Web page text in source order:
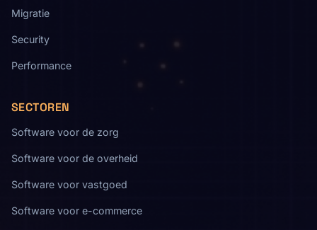
Migratie
Security
Performance
SECTOREN
Software voor de zorg
Software voor de overheid
Software voor vastgoed
Software voor e-commerce